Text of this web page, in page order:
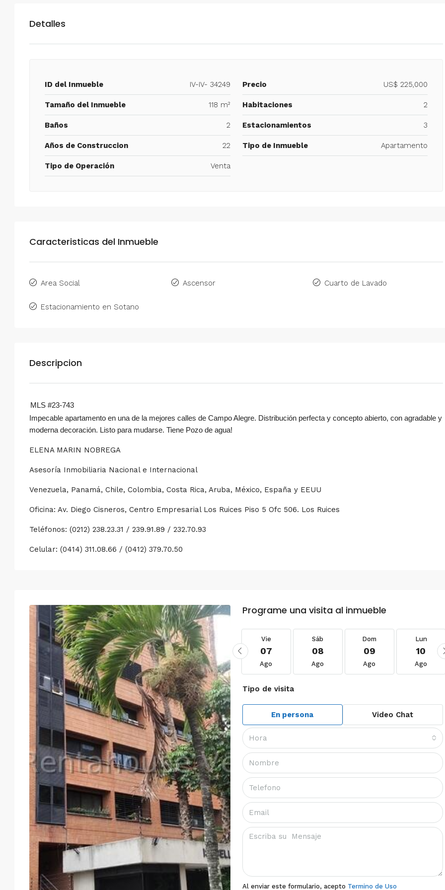
Detalles
ID del Inmueble IV-IV- 34249 Precio US$ 225,000
Tamaño del Inmueble 118 m² Habitaciones 2
Baños 2 Estacionamientos 3
Años de Construccion 22 Tipo de Inmueble Apartamento
Tipo de Operación Venta
Caracteristicas del Inmueble
Area Social Ascensor Cuarto de Lavado
Estacionamiento en Sotano
Descripcion
MLS #23-743
Impecable apartamento en una de la mejores calles de Campo Alegre. Distribución perfecta y concepto abierto, con agradable y
moderna decoración. Listo para mudarse. Tiene Pozo de agua!
ELENA MARIN NOBREGA
Asesoría Inmobiliaria Nacional e Internacional
Venezuela, Panamá, Chile, Colombia, Costa Rica, Aruba, México, España y EEUU
Oficina: Av. Diego Cisneros, Centro Empresarial Los Ruices Piso 5 Ofc 506. Los Ruices
Teléfonos: (0212) 238.23.31 / 239.91.89 / 232.70.93
Celular: (0414) 311.08.66 / (0412) 379.70.50
Programe una visita al inmueble
Mar
18
Ago
Mié
19
Ago
Jue
20
Ago
21
Ago
Vie
07
Ago
Sáb
08
Ago
Dom
09
Ago
Lun
10
Ago
Tipo de visita
En persona Video Chat
Hora
Al enviar este formulario, acepto Termino de Uso